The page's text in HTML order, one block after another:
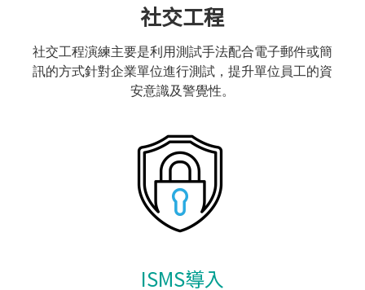
社交工程
社交工程演練主要是利用測試手法配合電子郵件或簡
訊的方式針對企業單位進行測試，提升單位員工的資
安意識及警覺性。
ISMS導入